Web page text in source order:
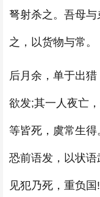
弩射杀之。吾母
之，以货物与常。
后月余，单于出
欲发;其一人夜亡
等皆死，虞常生得
恐前语发，以状语
见犯乃死，重负